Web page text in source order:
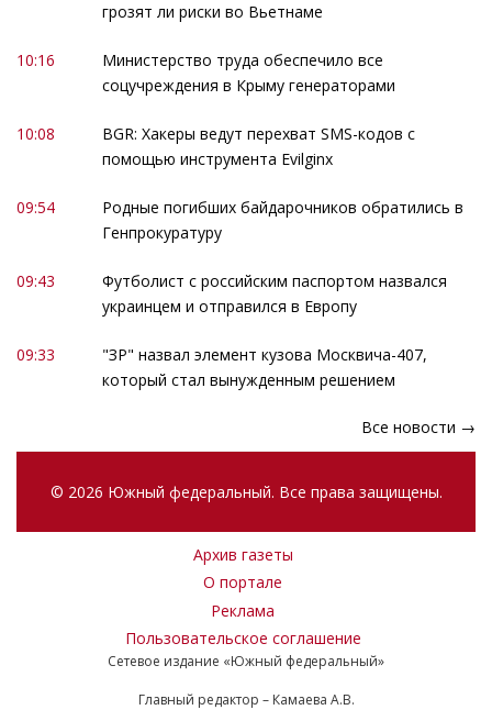
грозят ли риски во Вьетнаме
10:16
Министерство труда обеспечило все
соцучреждения в Крыму генераторами
10:08
BGR: Хакеры ведут перехват SMS-кодов с
помощью инструмента Evilginx
09:54
Родные погибших байдарочников обратились в
Генпрокуратуру
09:43
Футболист с российским паспортом назвался
украинцем и отправился в Европу
09:33
"ЗР" назвал элемент кузова Москвича-407,
который стал вынужденным решением
Все новости →
© 2026 Южный федеральный. Все права защищены.
Архив газеты
О портале
Реклама
Пользовательское соглашение
Сетевое издание «Южный федеральный»
Главный редактор – Камаева А.В.